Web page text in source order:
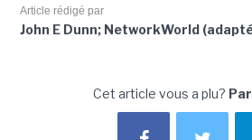
Article rédigé par
John E Dunn; NetworkWorld
Cet article vous a plu?